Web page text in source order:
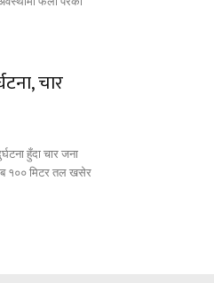
चार
हुँदा चार जना
१०० मिटर तल खसेर